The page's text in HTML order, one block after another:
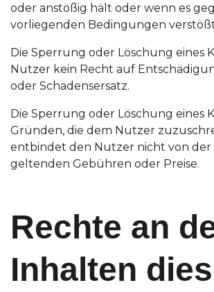
oder anstößig hält oder wenn es
vorliegenden Bedingungen
Die Sperrung oder Löschung eines
Nutzer kein Recht auf
oder Schadensersatz.
Die Sperrung oder Löschung eines
Gründen, die dem Nutzer
entbindet den Nutzer nicht von
geltenden Gebühren oder Preise.
Rechte an
Inhalten